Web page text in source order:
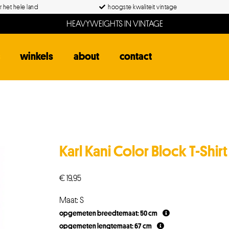
het hele land hoogste kwaliteit vintage
HEAVYWEIGHTS IN VINTAGE
winkels about contact
Karl Kani Color Block T-Shirt
€19,95
Maat: S
opgemeten breedtemaat: 50 cm
opgemeten lengtemaat: 67 cm